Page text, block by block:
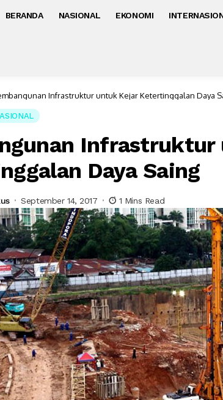
BERANDA NASIONAL EKONOMI
Infrastruktur untuk Kejar Ketertinggalan Daya
Infrastruktur
Daya Saing
September 14, 2017 1 Mins Read